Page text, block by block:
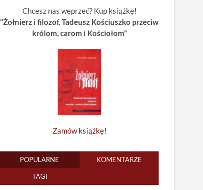
Chcesz nas weprzeć? Kup książkę!
"Żołnierz i filozof. Tadeusz Kościuszko przeciw
królom, carom i Kościołom”
Zamów książkę!
POPULARNE KOMENTARZE
TAGI